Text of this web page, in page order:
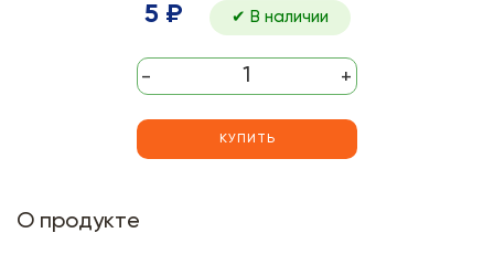
5 ₽ ✔ В наличии
- +
КУПИТЬ
О продукте